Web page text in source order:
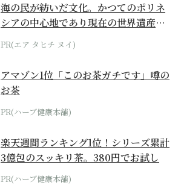
海の民が紡いだ文化。かつてのポリネ
シアの中心地であり現在の世界遺産か
らみえてくる...
PR(エア タヒチ ヌイ)
アマゾン1位「このお茶ガチです」噂の
お茶
PR(ハーブ健康本舗)
楽天週間ランキング1位！シリーズ累計
3億包のスッキリ茶。380円でお試し
PR(ハーブ健康本舗)